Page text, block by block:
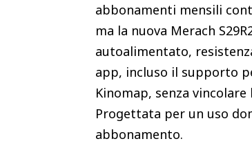
abbonamenti mensili
ma la nuova Merach
autoalimentato,
app, incluso il supporto
Kinomap, senza
Progettata per un uso
abbonamento.